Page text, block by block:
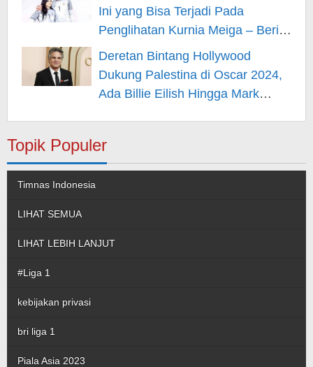
Ini yang Bisa Terjadi Pada
Penglihatan Kurnia Meiga – Berita
Hiburan
Deretan Bintang Hollywood
Dukung Palestina di Oscar 2024,
Ada Billie Eilish Hingga Mark
Topik Populer
Timnas Indonesia
LIHAT SEMUA
LIHAT LEBIH LANJUT
#Liga 1
kebijakan privasi
bri liga 1
Piala Asia 2023